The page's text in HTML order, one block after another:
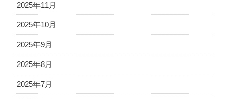
2025年11月
2025年10月
2025年9月
2025年8月
2025年7月